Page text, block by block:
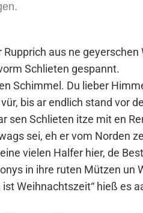
aus ne geyerschen
Schlieten gespannt.
Schimmel. Du lieber
bis ar endlich stand vor
sen Schlieten itze mit en
sei, eh er vom Norden
vielen Halfer hier, de
in ihre ruten Mützen un
Weihnachtszeit“ hieß es